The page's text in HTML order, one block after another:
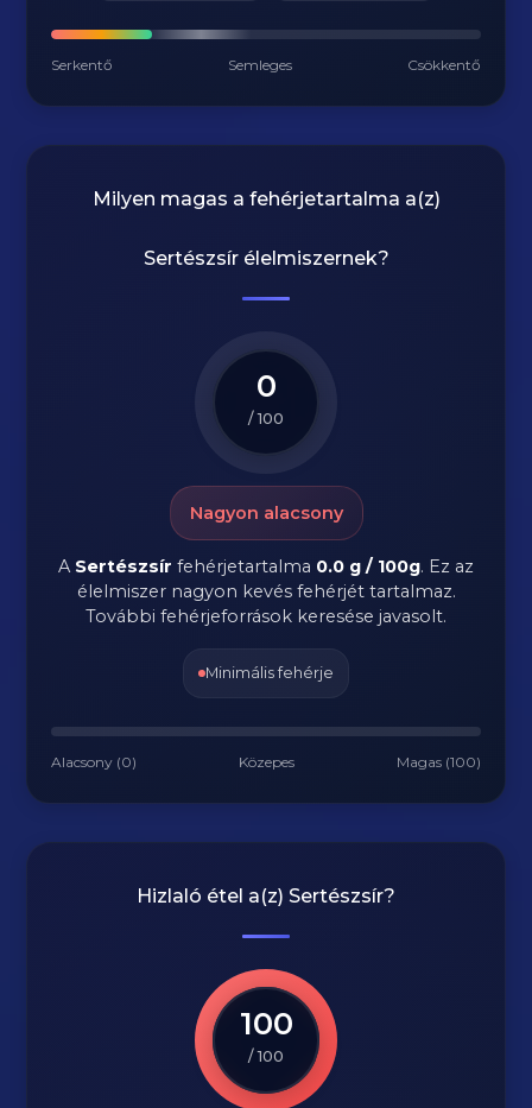
Serkentő Semleges Csökkentő
Milyen magas a fehérjetartalma a(z)
Sertészsírélelmiszernek?
0
/ 100
Nagyon alacsony
A Sertészsír fehérjetartalma 0.0 g / 100g. Ez az
élelmiszer nagyon kevés fehérjét tartalmaz.
További fehérjeforrások keresése javasolt.
Minimális fehérje
Alacsony (0) Közepes Magas (100)
Hizlaló étel a(z) Sertészsír?
100
/ 100